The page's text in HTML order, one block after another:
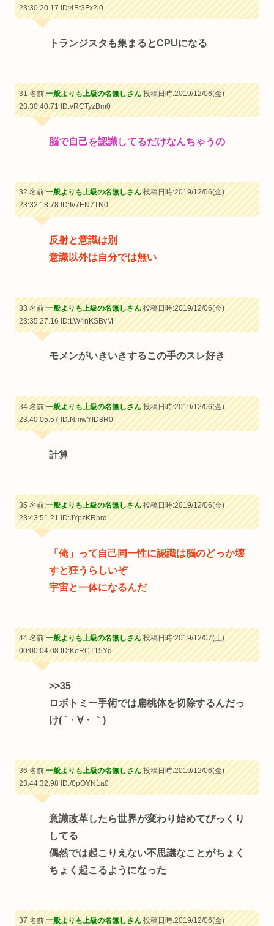
23:30:20.17ID:4Bt3Fx2i0
トランジスタも集まるとCPUになる
31 名前:一般よりも上級の名無しさん投稿日時:2019/12/06(金)
23:30:40.71ID:vRCTyzBm0
脳で自己を認識してるだけなんちゃうの
32 名前:一般よりも上級の名無しさん投稿日時:2019/12/06(金)
23:32:18.78ID:Iv7EN7TN0
反射と意識は別
意識以外は自分では無い
33 名前:一般よりも上級の名無しさん投稿日時:2019/12/06(金)
23:35:27.16ID:LW4nKSBvM
モメンがいきいきするこの手のスレ好き
34 名前:一般よりも上級の名無しさん投稿日時:2019/12/06(金)
23:40:05.57ID:NmwYfD8R0
計算
35 名前:一般よりも上級の名無しさん投稿日時:2019/12/06(金)
23:43:51.21ID:JYpzKRhrd
「俺」って自己同一性に認識は脳のどっか壊
すと狂うらしいぞ
宇宙と一体になるんだ
44 名前:一般よりも上級の名無しさん投稿日時:2019/12/07(土)
00:00:04.08ID:KeRCT15Yd
>>35
ロボトミー手術では扁桃体を切除するんだっ
け( ´・∀・｀)
36 名前:一般よりも上級の名無しさん投稿日時:2019/12/06(金)
23:44:32.98ID:/0pOYN1a0
意識改革したら世界が変わり始めてびっくり
してる
偶然では起こりえない不思議なことがちょく
ちょく起こるようになった
37 名前:一般よりも上級の名無しさん投稿日時:2019/12/06(金)